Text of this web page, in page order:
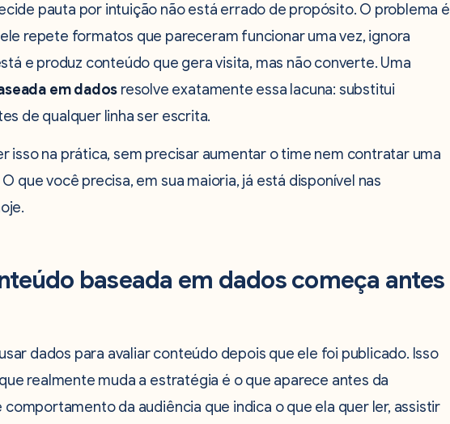
pauta por intuição não está errado de propósito. O problema é
repete formatos que pareceram funcionar uma vez, ignora
e produz conteúdo que gera visita, mas não converte. Uma
em dados resolve exatamente essa lacuna: substitui
de qualquer linha ser escrita.
isso na prática, sem precisar aumentar o time nem contratar uma
que você precisa, em sua maioria, já está disponível nas
baseada em dados começa antes
dados para avaliar conteúdo depois que ele foi publicado. Isso
realmente muda a estratégia é o que aparece antes da
comportamento da audiência que indica o que ela quer ler, assistir